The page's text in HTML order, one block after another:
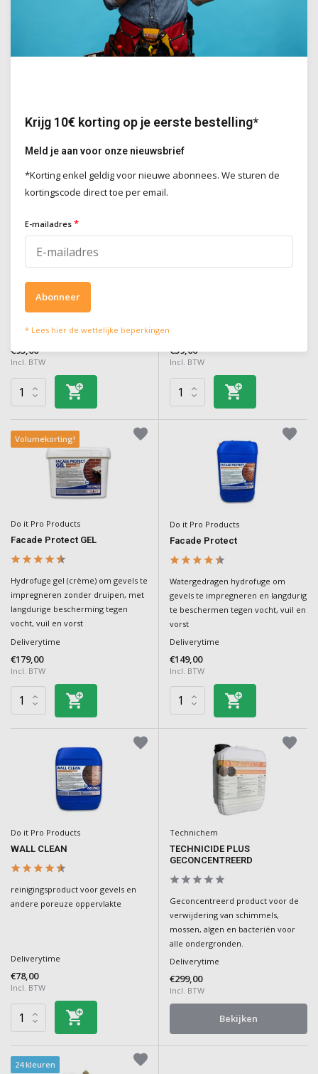
binnen op minerale oppervlakken.
Incl. BTW
Deliverytime
€49,00
Incl. BTW
24 kleuren
van luchtkalk, voor binnen &
buiten. Keuze uit 24 natuurlijke
kleuren.
Deliverytime
€95,00
Incl. BTW
€59,00
Incl. BTW
Volumekorting!
Do it Pro Products
Facade Protect GEL
Hydrofuge gel (crème) om gevels te
impregneren zonder druipen, met
langdurige bescherming tegen
vocht, vuil en vorst
Deliverytime
€179,00
Incl. BTW
Do it Pro Products
Facade Protect
Watergedragen hydrofuge om
gevels te impregneren en langdurig
te beschermen tegen vocht, vuil en
vorst
Deliverytime
€149,00
Incl. BTW
Do it Pro Products
WALL CLEAN
reinigingsproduct voor gevels en
andere poreuze oppervlakte
Deliverytime
€78,00
Incl. BTW
Technichem
TECHNICIDE PLUS
GECONCENTREERD
Geconcentreerd product voor de
verwijdering van schimmels,
mossen, algen en bacteriën voor
alle ondergronden.
Deliverytime
€299,00
Incl. BTW
Bekijken
24 kleuren
Krijg 10€ korting op je eerste bestelling*
Meld je aan voor onze nieuwsbrief
*Korting enkel geldig voor nieuwe abonnees. We sturen de
kortingscode direct toe per email.
E-mailadres *
Abonneer
* Lees hier de wettelijke beperkingen